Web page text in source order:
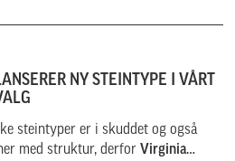
NY STEINTYPE I VÅRT
steintyper er i skuddet og også
med struktur, derfor Virginia